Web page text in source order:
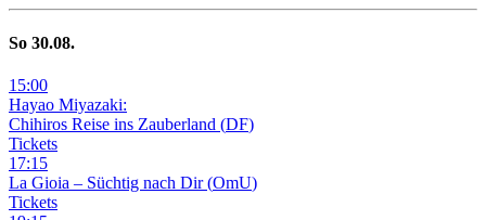
So 30.08.
15:00
Hayao Miyazaki:
Chihiros Reise ins Zauberland (DF)
Tickets
17:15
La Gioia – Süchtig nach Dir (OmU)
Tickets